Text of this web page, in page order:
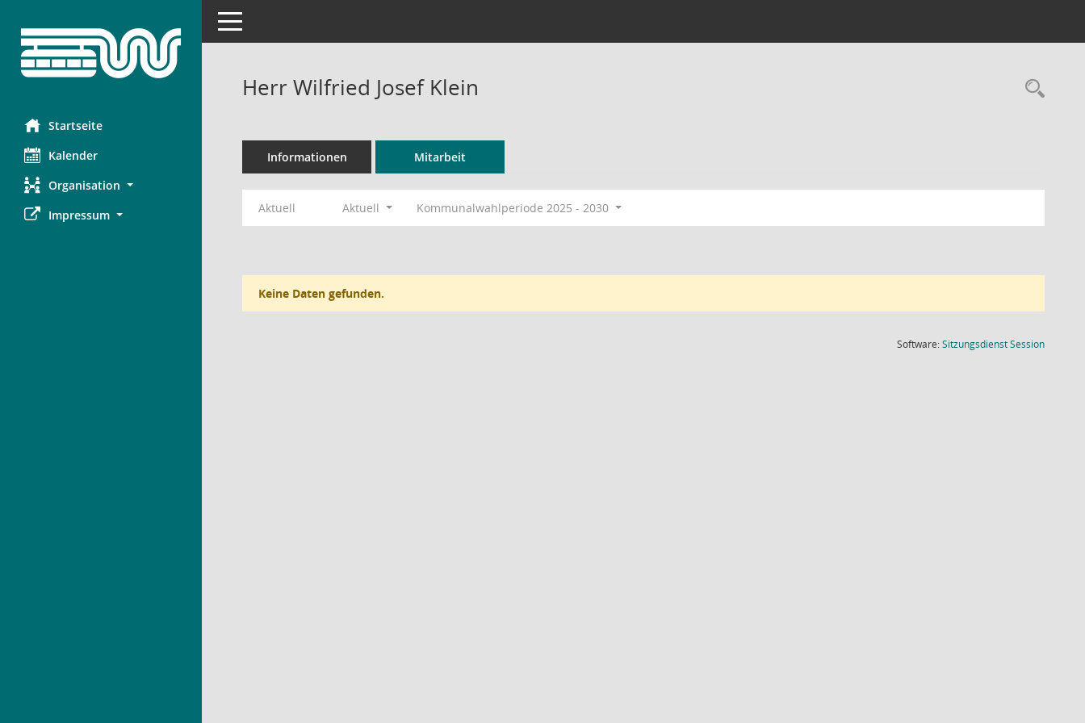
Startseite
Kalender
Organisation
Impressum
Toggle navigation
Herr Wilfried Josef Klein
Informationen Mitarbeit
Aktuell Aktuell Kommunalwahlperiode 2025 - 2030
Keine Daten gefunden.
Software:SitzungsdienstSession(Wird in